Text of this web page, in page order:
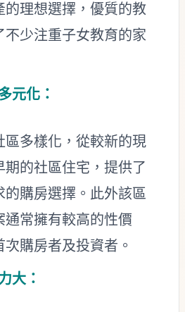
的理想選擇，優質的教
不少注重子女教育的家
元化：
區多樣化，從較新的現
的社區住宅，提供了
的購房選擇。此外該區
通常擁有較高的性價
購房者及投資者。
大：